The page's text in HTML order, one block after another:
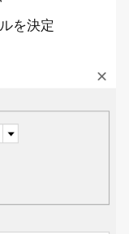
を決定